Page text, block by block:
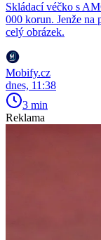
Skládací véčko s
000 korun. Jenže na
celý obrázek.
Mobify.cz
dnes, 11:38
3 min
Reklama